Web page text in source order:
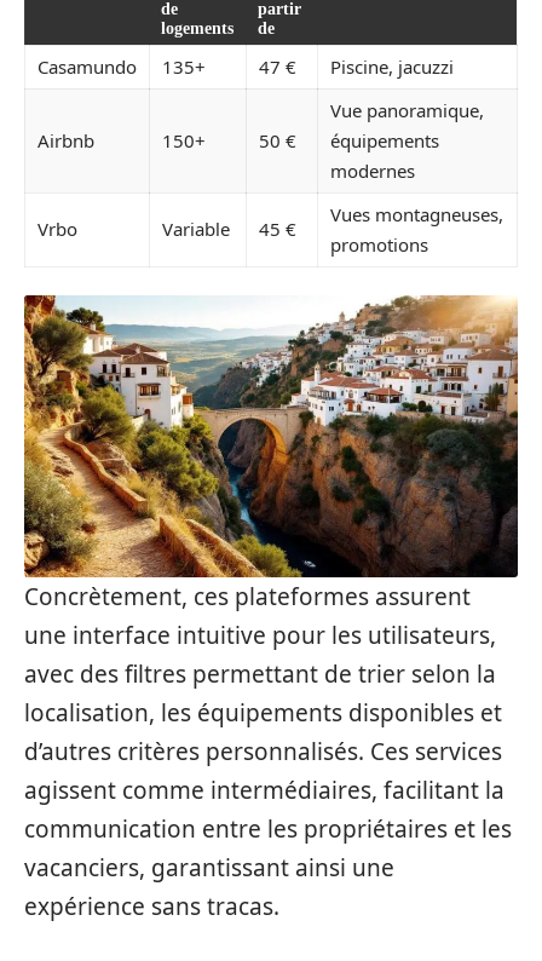
de
logements
partir
de
Casamundo 135+ 47 € Piscine, jacuzzi
Airbnb 150+ 50 €
Vue panoramique,
équipements
modernes
Vrbo Variable 45 €
Vues montagneuses,
promotions
Concrètement, ces plateformes assurent
une interface intuitive pour les utilisateurs,
avec des filtres permettant de trier selon la
localisation, les équipements disponibles et
d’autres critères personnalisés. Ces services
agissent comme intermédiaires, facilitant la
communication entre les propriétaires et les
vacanciers, garantissant ainsi une
expérience sans tracas.